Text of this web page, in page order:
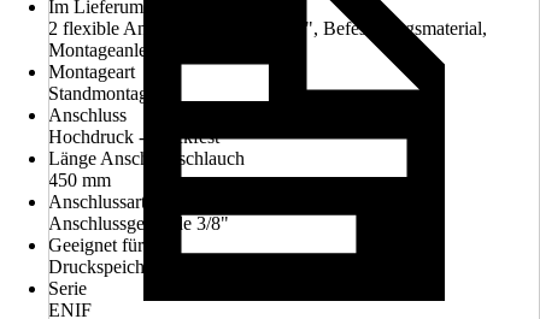
Im Lieferumfang enthalten
2 flexible Anschlussschläuche 1/2", Befestigungsmaterial,
Montageanleitung
Montageart
Standmontage
Anschluss
Hochdruck - druckfest
Länge Anschlussschlauch
450 mm
Anschlussart
Anschlussgewinde 3/8"
Geeignet für
Druckspeicher, Durchlauferhitzer
Serie
ENIF